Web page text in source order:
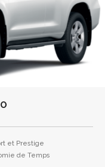
et Prestige
de Temps